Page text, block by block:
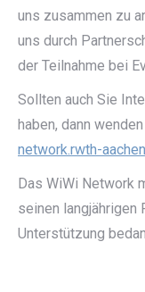
uns zusammen zu
uns durch
der Teilnahme bei
Sollten auch Sie
haben, dann
network.rwth-
Das WiWi Network
seinen langjährigen
Unterstützung